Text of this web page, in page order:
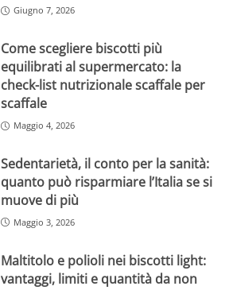
Giugno 7, 2026
Come scegliere biscotti più
equilibrati al supermercato: la
check-list nutrizionale scaffale per
scaffale
Maggio 4, 2026
Sedentarietà, il conto per la sanità:
quanto può risparmiare l’Italia se si
muove di più
Maggio 3, 2026
Maltitolo e polioli nei biscotti light:
vantaggi, limiti e quantità da non